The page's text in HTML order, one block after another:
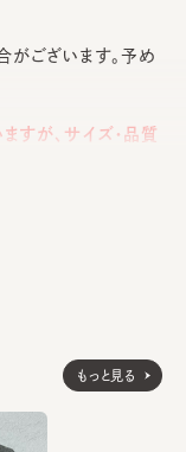
ございます。予め
すが、サイズ・品質
ください。
子ブランド。ヨー
しており、国内の
インの帽子が人気
高のかぶり心地を
もっと見る